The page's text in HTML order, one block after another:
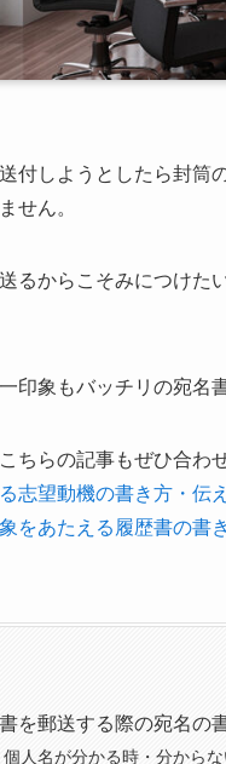
付しようとしたら封筒
せん。
るからこそみにつけた
印象もバッチリの宛名
ちらの記事もぜひ合わ
志望動機の書き方・伝
をあたえる履歴書の書
を郵送する際の宛名の
個人名が分かる時・分から